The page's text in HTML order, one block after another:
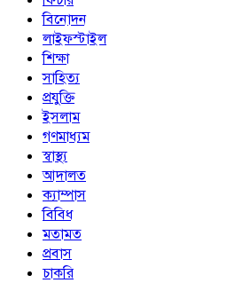
বিনোদন
লাইফস্টাইল
শিক্ষা
সাহিত্য
প্রযুক্তি
ইসলাম
গণমাধ্যম
স্বাস্থ্য
আদালত
ক্যাম্পাস
বিবিধ
মতামত
প্রবাস
চাকরি